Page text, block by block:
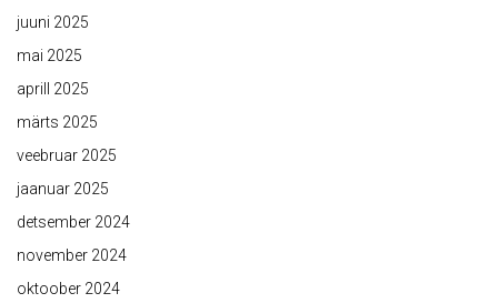
juuni 2025
mai 2025
aprill 2025
märts 2025
veebruar 2025
jaanuar 2025
detsember 2024
november 2024
oktoober 2024